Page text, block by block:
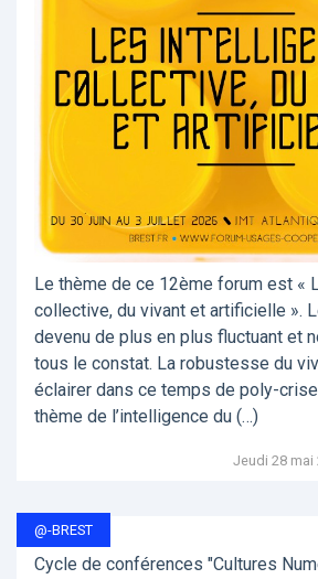
Le thème de ce 12ème forum est «
collective, du vivant et artificielle ».
devenu de plus en plus fluctuant et
tous le constat. La robustesse du
éclairer dans ce temps de poly-
thème de l’intelligence du (…)
Jeudi 28 mai
@-BREST
Cycle de conférences "Cultures